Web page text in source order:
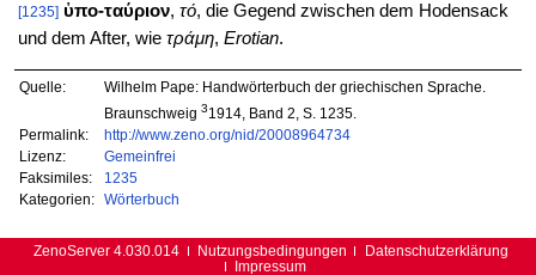
[1235] ὑπο-ταύριον, τό, die Gegend zwischen dem Hodensack
und dem After, wie τράμη, Erotian.
Quelle:
Wilhelm Pape: Handwörterbuch der griechischen Sprache.
Braunschweig 31914, Band 2, S. 1235.
Permalink:
http://www.zeno.org/nid/20008964734
Lizenz:
Gemeinfrei
Faksimiles:
1235
Kategorien:
Wörterbuch
ZenoServer 4.030.014 Nutzungsbedingungen
Datenschutzerklärung
Impressum